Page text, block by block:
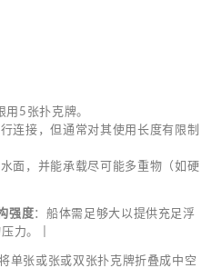
用5张扑克牌。
连接，但通常对其使用长度有限制
面，并能承载尽可能多重物（如硬
强度：船体需足够大以提供充足浮
力。 |
单张或张或双张扑克牌折叠成中空